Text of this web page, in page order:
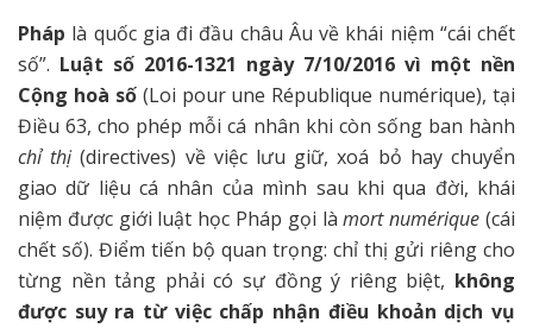
Pháp là quốc gia đi đầu châu Âu về khái niệm “cái chết
số”. Luật số 2016-1321 ngày 7/10/2016 vì một nền
Cộng hoà số(Loi pour une République numérique), tại
Điều 63, cho phép mỗi cá nhân khi còn sống ban hành
chỉ thị (directives) về việc lưu giữ, xoá bỏ hay chuyển
giao dữ liệu cá nhân của mình sau khi qua đời, khái
niệm được giới luật học Pháp gọi làmort numérique (cái
chết số). Điểm tiến bộ quan trọng: chỉ thị gửi riêng cho
từng nền tảng phải có sự đồng ý riêng biệt, không
được suy ra từ việc chấp nhận điều khoản dịch vụ